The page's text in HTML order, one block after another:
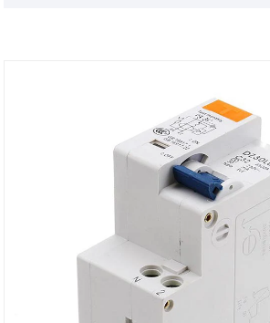
■Polzahl: 1P+N, 3P+N (N links und N
■Nennstrom: 25, 32, 40, 63A
■Nennspannung: AC240/415
■Nennfrequenz: 50/60 Hz
■Nennfehlerstrom (I △ n) A: 0,03,
■Nennfehlerstrom im
■Verdrahtungshöhe: 19 mm
■Mechanische und elektrische
■Querschnittsfläche der